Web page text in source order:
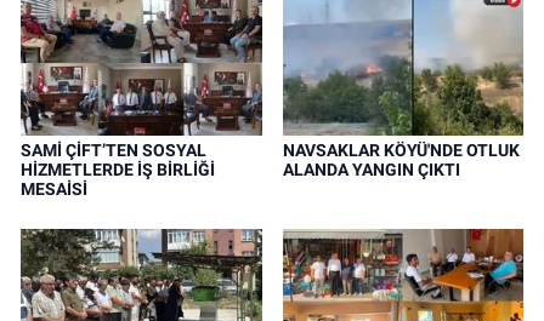
SAMİ ÇİFT’TEN SOSYAL
HİZMETLERDE İŞ BİRLİĞİ
MESAİSİ
NAVSAKLAR KÖYÜ'NDE OTLUK
ALANDA YANGIN ÇIKTI